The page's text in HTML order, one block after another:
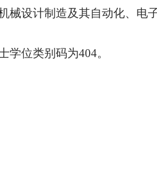
械设计制造及其自动化、电
学位类别码为404。